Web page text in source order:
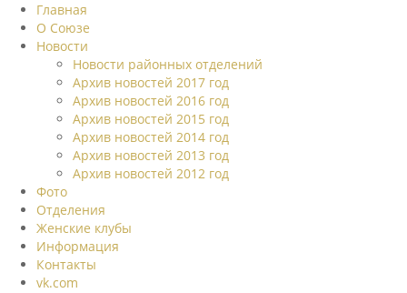
Главная
О Союзе
Новости
Новости районных отделений
Архив новостей 2017 год
Архив новостей 2016 год
Архив новостей 2015 год
Архив новостей 2014 год
Архив новостей 2013 год
Архив новостей 2012 год
Фото
Отделения
Женские клубы
Информация
Контакты
vk.com